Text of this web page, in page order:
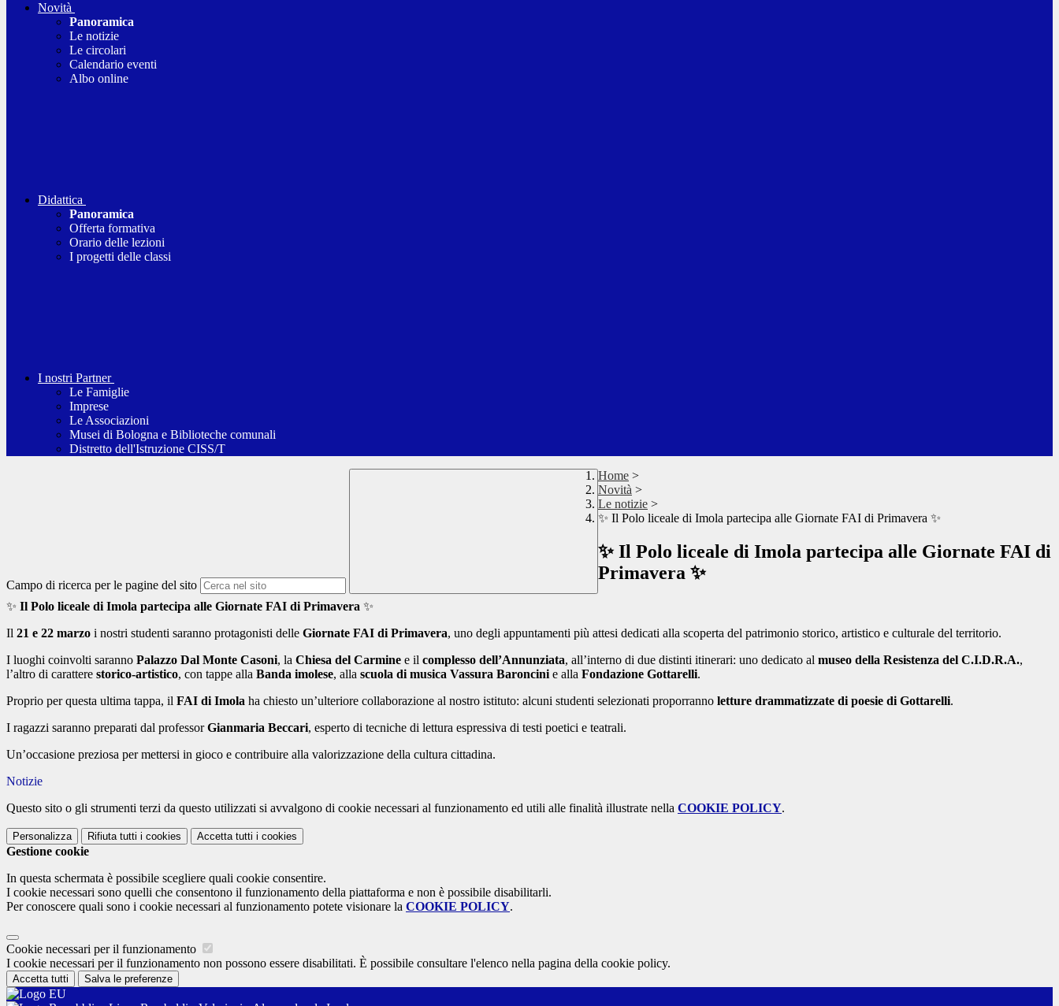
Novità
Panoramica
Le notizie
Le circolari
Calendario eventi
Albo online
Didattica
Panoramica
Offerta formativa
Orario delle lezioni
I progetti delle classi
I nostri Partner
Le Famiglie
Imprese
Le Associazioni
Musei di Bologna e Biblioteche comunali
Distretto dell'Istruzione CISS/T
Campo di ricerca per le pagine del sito
Home >
Novità >
Le notizie >
✨ Il Polo liceale di Imola partecipa alle Giornate FAI di Primavera ✨
✨ Il Polo liceale di Imola partecipa alle Giornate FAI di
Primavera ✨
✨ Il Polo liceale di Imola partecipa alle Giornate FAI di Primavera ✨
Il 21 e 22 marzo i nostri studenti saranno protagonisti delle Giornate FAI di Primavera, uno degli appuntamenti più attesi dedicati alla scoperta del patrimonio storico, artistico e culturale del territorio.
I luoghi coinvolti saranno Palazzo Dal Monte Casoni, la Chiesa del Carmine e il complesso dell’Annunziata, all’interno di due distinti itinerari: uno dedicato al museo della Resistenza del C.I.D.R.A.,
l’altro di carattere storico-artistico, con tappe alla Banda imolese, alla scuola di musica Vassura Baroncini e alla Fondazione Gottarelli.
Proprio per questa ultima tappa, il FAI di Imola ha chiesto un’ulteriore collaborazione al nostro istituto: alcuni studenti selezionati proporranno letture drammatizzate di poesie di Gottarelli.
I ragazzi saranno preparati dal professorGianmaria Beccari, esperto di tecniche di lettura espressiva di testi poetici e teatrali.
Un’occasione preziosa per mettersi in gioco e contribuire alla valorizzazione della cultura cittadina.
Notizie
Questo sito o gli strumenti terzi da questo utilizzati si avvalgono di cookie necessari al funzionamento ed utili alle finalità illustrate nella COOKIE POLICY.
Personalizza Rifiuta tutti i cookies Accetta tutti i cookies
Gestione cookie
In questa schermata è possibile scegliere quali cookie consentire.
I cookie necessari sono quelli che consentono il funzionamento della piattaforma e non è possibile disabilitarli.
Per conoscere quali sono i cookie necessari al funzionamento potete visionare la COOKIE POLICY.
Cookie necessari per il funzionamento
I cookie necessari per il funzionamento non possono essere disabilitati. È possibile consultare l'elenco nella pagina della cookie policy.
Accetta tutti Salva le preferenze